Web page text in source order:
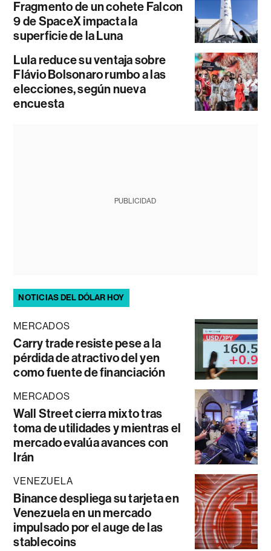
Fragmento de un cohete Falcon
9 de SpaceX impacta la
superficie de la Luna
Lula reduce su ventaja sobre
Flávio Bolsonaro rumbo a las
elecciones, según nueva
encuesta
PUBLICIDAD
NOTICIAS DEL DÓLAR HOY
MERCADOS
Carry trade resiste pese a la
pérdida de atractivo del yen
como fuente de financiación
MERCADOS
Wall Street cierra mixto tras
toma de utilidades y mientras el
mercado evalúa avances con
Irán
VENEZUELA
Binance despliega su tarjeta en
Venezuela en un mercado
impulsado por el auge de las
stablecoins